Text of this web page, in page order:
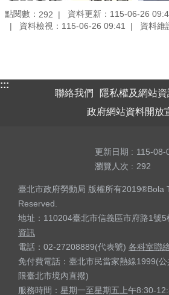
點閱數： 292
資料更新：115-06-26
資料檢視：115-06-26 09:41
資料維
:::
聯絡我們
隱私權及網站
政府網站資料開放
更新日期
115-08-
瀏覽人次
292
臺北市政府勞動局 版權所有2019®Bola
Reserved.
地址：110204臺北市信義區市府路1號
資訊
電話：02-27208889(代表號) 各科室聯
免付費電話：臺北市民當家熱線1999(公
限臺北市境內直撥)
服務時間：星期一至星期五上午8:30-